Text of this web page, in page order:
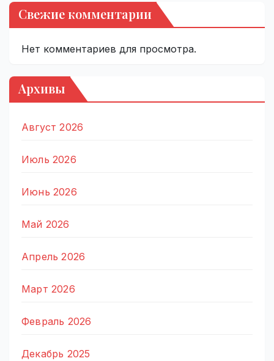
Свежие комментарии
Нет комментариев для просмотра.
Архивы
Август 2026
Июль 2026
Июнь 2026
Май 2026
Апрель 2026
Март 2026
Февраль 2026
Декабрь 2025